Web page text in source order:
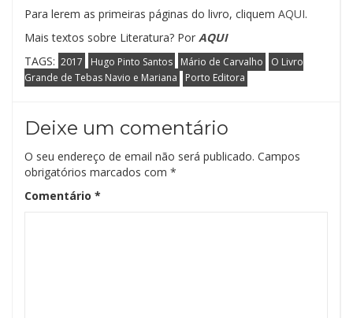
Para lerem as primeiras páginas do livro, cliquem AQUI.
Mais textos sobre Literatura? Por AQUI
TAGS: 2017 Hugo Pinto Santos Mário de Carvalho
O Livro
Grande de Tebas Navio e Mariana
Porto Editora
Deixe um comentário
O seu endereço de email não será publicado. Campos
obrigatórios marcados com *
Comentário *